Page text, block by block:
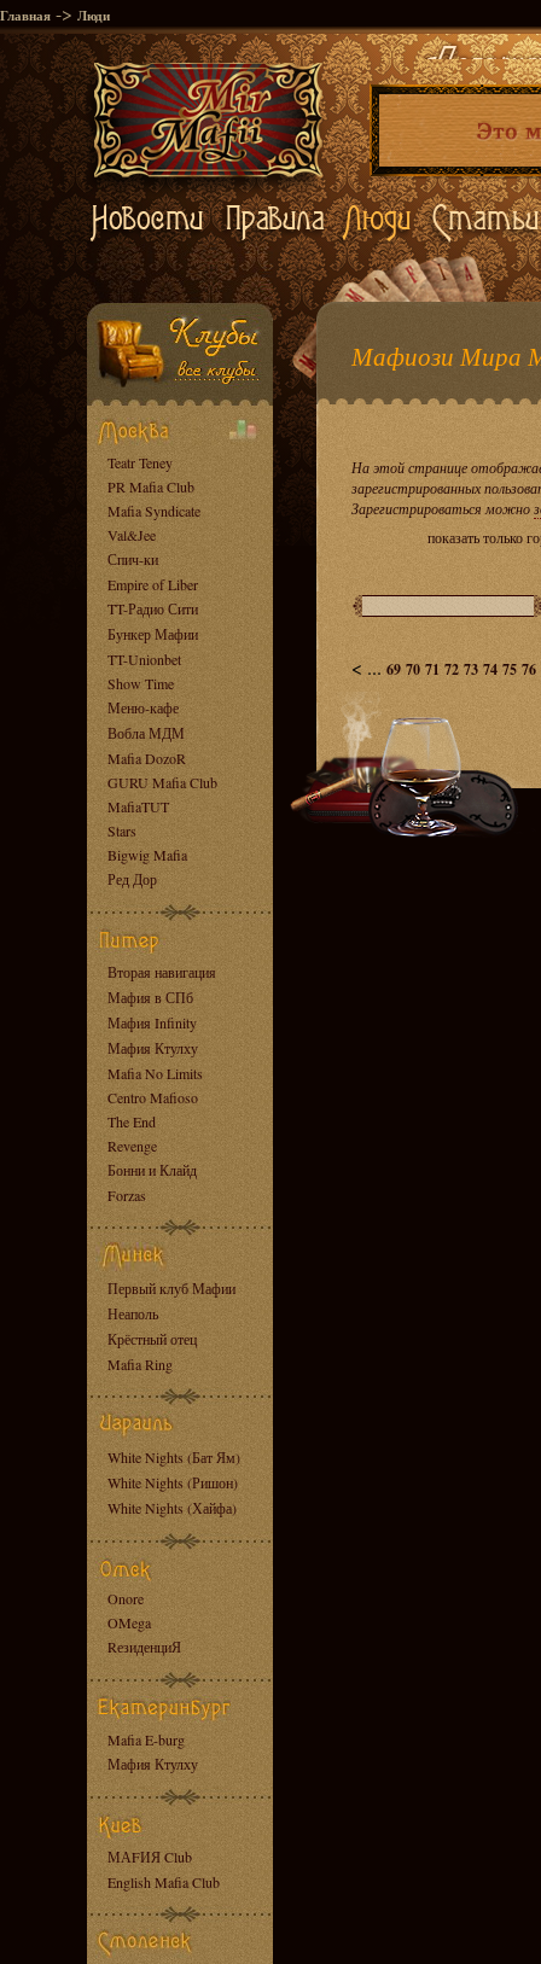
Главная -> Люди
Teatr Teney
PR Mafia Club
Mafia Syndicate
Val&Jee
Спич-ки
Empire of Liber
TT-Радио Сити
Бункер Мафии
TT-Unionbet
Show Time
Меню-кафе
Вобла МДМ
Mafia DozoR
GURU Mafia Club
MafiaTUT
Stars
Bigwig Mafia
Ред Дор
Вторая навигация
Мафия в СПб
Мафия Infinity
Мафия Ктулху
Mafia No Limits
Centro Mafioso
The End
Revenge
Бонни и Клайд
Forzas
Первый клуб Мафии
Неаполь
Крёстный отец
Mafia Ring
White Nights (Бат Ям)
White Nights (Ришон)
White Nights (Хайфа)
Onore
OMega
RезиденциЯ
Mafia E-burg
Мафия Ктулху
МАFИЯ Club
English Mafia Club
Мафиози Мира
На этой странице
зарегистрированных
Зарегистрироваться можно
показать только
< ... 69 70 71 72 73 74 75 76